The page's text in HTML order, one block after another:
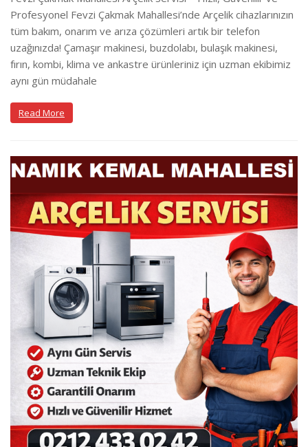
Profesyonel Fevzi Çakmak Mahallesi’nde Arçelik cihazlarınızın
tüm bakım, onarım ve arıza çözümleri artık bir telefon
uzağınızda! Çamaşır makinesi, buzdolabı, bulaşık makinesi,
fırın, kombi, klima ve ankastre ürünleriniz için uzman ekibimiz
aynı gün müdahale
Read More